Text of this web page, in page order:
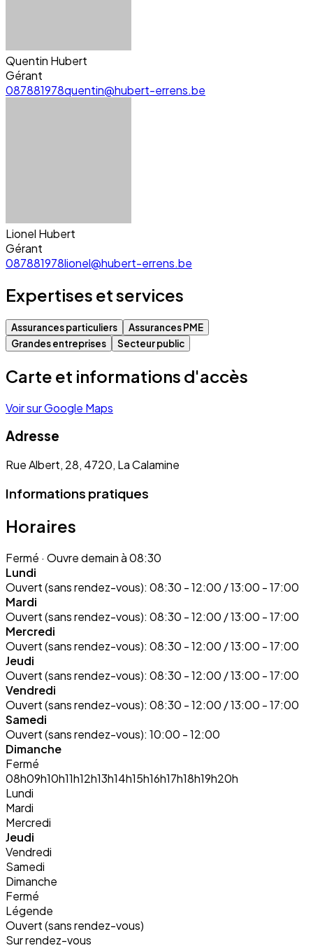
Quentin Hubert
Gérant
087881978quentin@hubert-errens.be
Lionel Hubert
Gérant
087881978lionel@hubert-errens.be
Expertises et services
Assurances particuliers
Assurances PME
Grandes entreprises
Secteur public
Carte et informations d'accès
Voir sur Google Maps
Adresse
Rue Albert, 28, 4720, La Calamine
Informations pratiques
Horaires
Fermé · Ouvre demain à 08:30
Lundi
Ouvert (sans rendez-vous): 08:30 - 12:00 / 13:00 - 17:00
Mardi
Ouvert (sans rendez-vous): 08:30 - 12:00 / 13:00 - 17:00
Mercredi
Ouvert (sans rendez-vous): 08:30 - 12:00 / 13:00 - 17:00
Jeudi
Ouvert (sans rendez-vous): 08:30 - 12:00 / 13:00 - 17:00
Vendredi
Ouvert (sans rendez-vous): 08:30 - 12:00 / 13:00 - 17:00
Samedi
Ouvert (sans rendez-vous): 10:00 - 12:00
Dimanche
Fermé
08h09h10h11h12h13h14h15h16h17h18h19h20h
Lundi
Mardi
Mercredi
Jeudi
Vendredi
Samedi
Dimanche
Fermé
Légende
Ouvert (sans rendez-vous)
Sur rendez-vous